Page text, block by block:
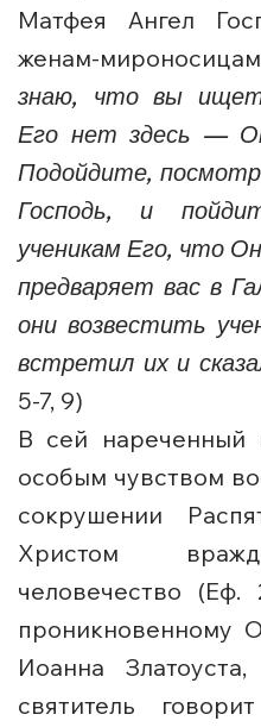
Матфея Ангел
женам-
знаю, что вы
Его нет здесь — Он
Подойдите,
Господь, и
ученикам Его, что
предваряет вас в
они возвестить
встретил их и
5-7, 9)
В сей
особым чувством
сокрушении
Христом
человечество
проникновенному
Иоанна
святитель